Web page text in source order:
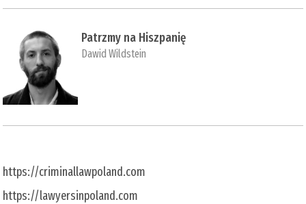
Patrzmy na Hiszpanię
Dawid Wildstein
https://criminallawpoland.com
https://lawyersinpoland.com